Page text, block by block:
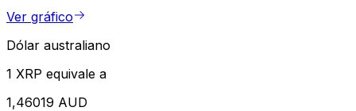
Ver gráfico
Dólar australiano
1 XRP equivale a
1,46019 AUD